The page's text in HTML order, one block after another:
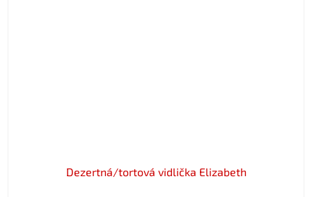
Dezertná/tortová vidlička Elizabeth